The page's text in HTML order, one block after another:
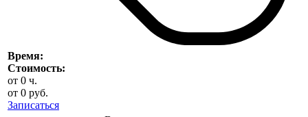
Время:
Стоимость:
от 0 ч.
от 0 руб.
Записаться